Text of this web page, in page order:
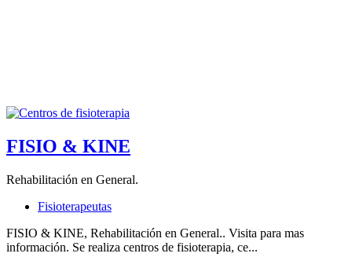
FISIO & KINE
Rehabilitación en General.
Fisioterapeutas
FISIO & KINE, Rehabilitación en General.. Visita para mas
información. Se realiza centros de fisioterapia, ce...